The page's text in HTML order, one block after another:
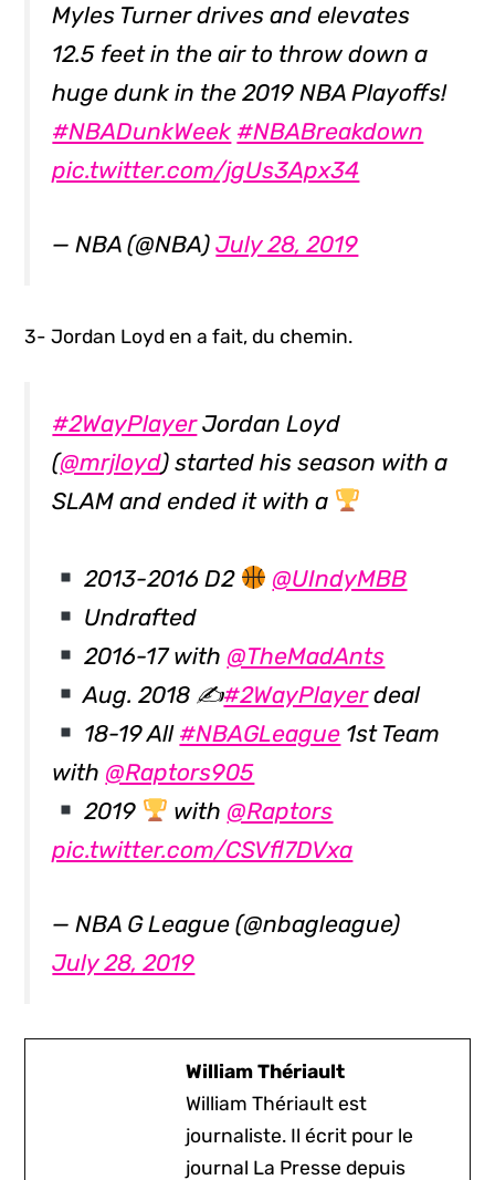
Myles Turner drives and elevates
12.5 feet in the air to throw down a
huge dunk in the 2019 NBA Playoffs!
#NBADunkWeek #NBABreakdown
pic.twitter.com/jgUs3Apx34
— NBA (@NBA)July 28, 2019
3- Jordan Loyd en a fait, du chemin.
#2WayPlayerJordan Loyd
(@mrjloyd) started his season with a
SLAM and ended it with a
2013-2016 D2
@UIndyMBB
Undrafted
2016-17 with @TheMadAnts
Aug. 2018 ✍#2WayPlayerdeal
18-19 All #NBAGLeague 1st Team
with @Raptors905
2019
with @Raptors
pic.twitter.com/CSVfl7DVxa
— NBA G League (@nbagleague)
July 28, 2019
William Thériault
William Thériault est
journaliste. Il écrit pour le
journal La Presse depuis